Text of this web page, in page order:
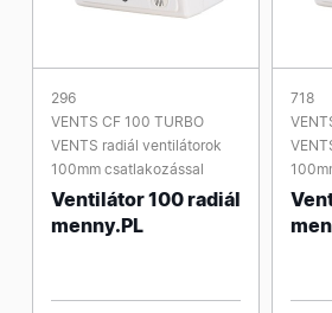
296
VENTS CF 100 TURBO
VENTS radiál ventilátorok
100mm csatlakozással
Ventilátor 100 radiál
menny.PL
718